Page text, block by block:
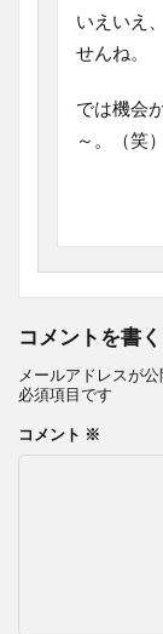
いえいえ
せんね。
では機会
～。（笑）
コメントを書く
メールアドレスが
必須項目です
コメント ※